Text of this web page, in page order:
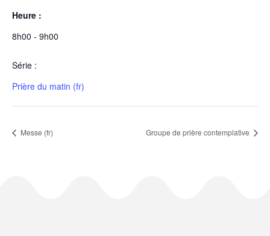
Heure :
8h00 - 9h00
Série :
Prière du matin (fr)
Messe (fr) Groupe de prière contemplative